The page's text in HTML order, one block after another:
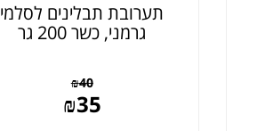
תערובת תבלינים לסלמי
גרמני, כשר 200 גר
₪40
₪35